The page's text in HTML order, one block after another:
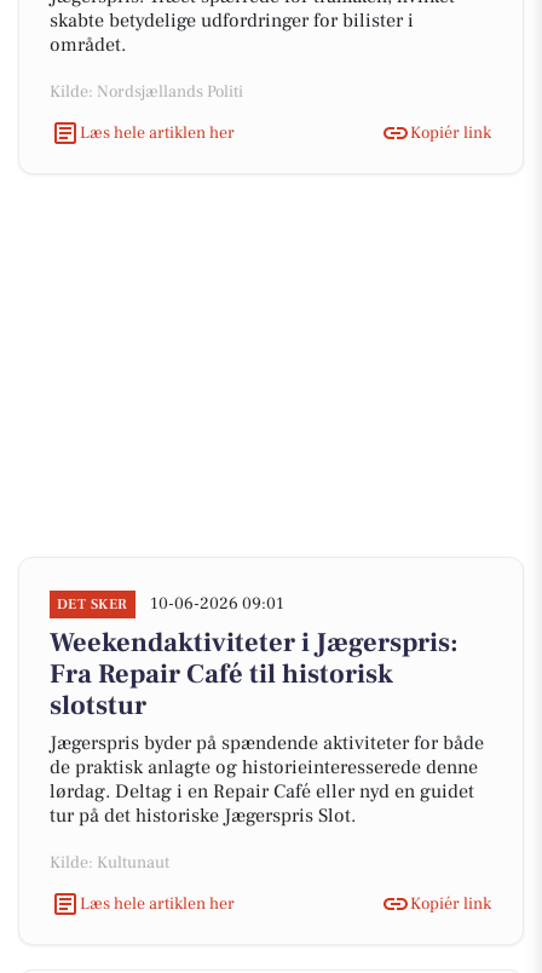
skabte betydelige udfordringer for bilister i
området.
Kilde: Nordsjællands Politi
Læs hele artiklen her
Kopiér link
DET SKER 10-06-2026 09:01
Weekendaktiviteter i Jægerspris:
Fra Repair Café til historisk
slotstur
Jægerspris byder på spændende aktiviteter for både
de praktisk anlagte og historieinteresserede denne
lørdag. Deltag i en Repair Café eller nyd en guidet
tur på det historiske Jægerspris Slot.
Kilde: Kultunaut
Læs hele artiklen her
Kopiér link